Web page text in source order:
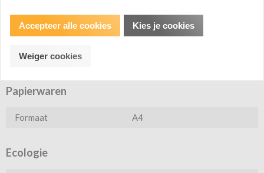
Productspecificatie
Papierwaren
Formaat A4
Ecologie
Accepteer alle cookies Kies je cookies
Weiger cookies